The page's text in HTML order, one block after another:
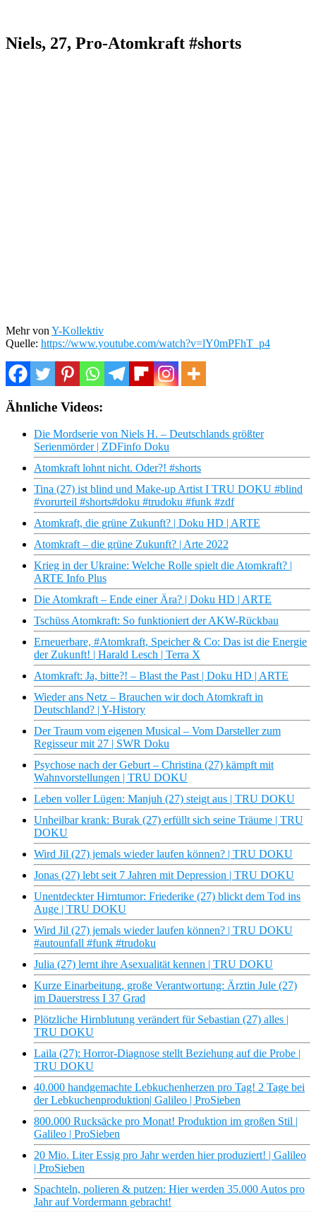
Niels, 27, Pro-Atomkraft #shorts
Mehr von Y-Kollektiv
Quelle: https://www.youtube.com/watch?v=lY0mPFhT_p4
Ähnliche Videos:
Die Mordserie von Niels H. – Deutschlands größter
Serienmörder | ZDFinfo Doku
Atomkraft lohnt nicht. Oder?! #shorts
Tina (27) ist blind und Make-up Artist I TRU DOKU #blind
#vorurteil #shorts#doku #trudoku #funk #zdf
Atomkraft, die grüne Zukunft? | Doku HD | ARTE
Atomkraft – die grüne Zukunft? | Arte 2022
Krieg in der Ukraine: Welche Rolle spielt die Atomkraft? |
ARTE Info Plus
Die Atomkraft – Ende einer Ära? | Doku HD | ARTE
Tschüss Atomkraft: So funktioniert der AKW-Rückbau
Erneuerbare, #Atomkraft, Speicher & Co: Das ist die Energie
der Zukunft! | Harald Lesch | Terra X
Atomkraft: Ja, bitte?! – Blast the Past | Doku HD | ARTE
Wieder ans Netz – Brauchen wir doch Atomkraft in
Deutschland? | Y-History
Der Traum vom eigenen Musical – Vom Darsteller zum
Regisseur mit 27 | SWR Doku
Psychose nach der Geburt – Christina (27) kämpft mit
Wahnvorstellungen | TRU DOKU
Leben voller Lügen: Manjuh (27) steigt aus | TRU DOKU
Unheilbar krank: Burak (27) erfüllt sich seine Träume | TRU
DOKU
Wird Jil (27) jemals wieder laufen können? | TRU DOKU
Jonas (27) lebt seit 7 Jahren mit Depression | TRU DOKU
Unentdeckter Hirntumor: Friederike (27) blickt dem Tod ins
Auge | TRU DOKU
Wird Jil (27) jemals wieder laufen können? | TRU DOKU
#autounfall #funk #trudoku
Julia (27) lernt ihre Asexualität kennen | TRU DOKU
Kurze Einarbeitung, große Verantwortung: Ärztin Jule (27)
im Dauerstress I 37 Grad
Plötzliche Hirnblutung verändert für Sebastian (27) alles |
TRU DOKU
Laila (27): Horror-Diagnose stellt Beziehung auf die Probe |
TRU DOKU
40.000 handgemachte Lebkuchenherzen pro Tag! 2 Tage bei
der Lebkuchenproduktion| Galileo | ProSieben
800.000 Rucksäcke pro Monat! Produktion im großen Stil |
Galileo | ProSieben
20 Mio. Liter Essig pro Jahr werden hier produziert! | Galileo
| ProSieben
Spachteln, polieren & putzen: Hier werden 35.000 Autos pro
Jahr auf Vordermann gebracht!